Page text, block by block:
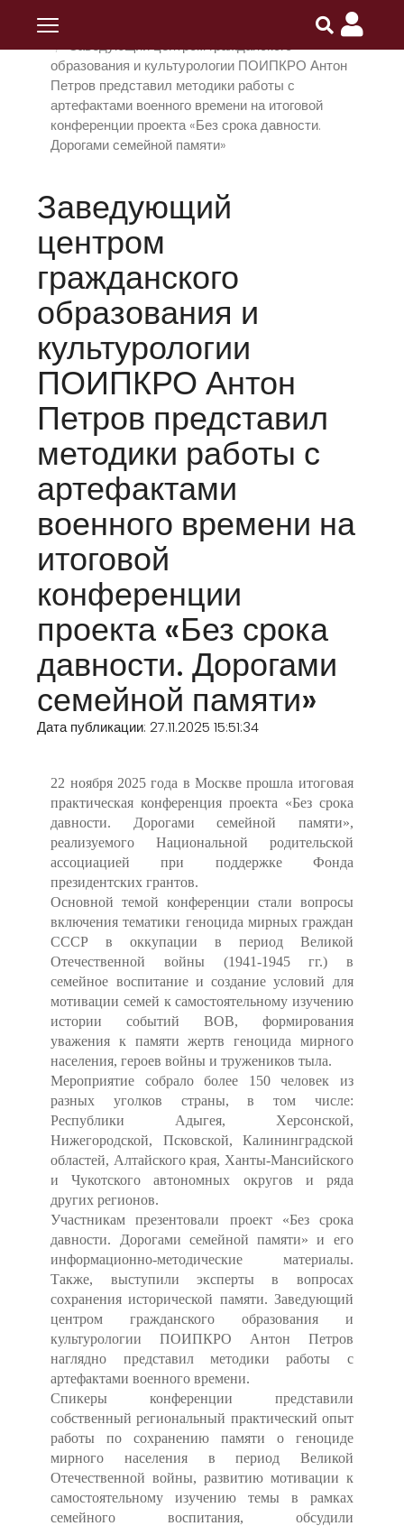
Главная
Заведующий центром гражданского
образования и культурологии ПОИПКРО Антон
Петров представил методики работы с
артефактами военного времени на итоговой
конференции проекта «Без срока давности.
Дорогами семейной памяти»
Заведующий
центром
гражданского
образования и
культурологии
ПОИПКРО Антон
Петров представил
методики работы с
артефактами
военного времени на
итоговой
конференции
проекта «Без срока
давности. Дорогами
семейной памяти»
Дата публикации: 27.11.2025 15:51:34
22 ноября 2025 года в Москве прошла итоговая
практическая конференция проекта «Без срока
давности. Дорогами семейной памяти»,
реализуемого Национальной родительской
ассоциацией при поддержке Фонда
президентских грантов.
Основной темой конференции стали вопросы
включения тематики геноцида мирных граждан
СССР в оккупации в период Великой
Отечественной войны (1941-1945 гг.) в
семейное воспитание и создание условий для
мотивации семей к самостоятельному изучению
истории событий ВОВ, формирования
уважения к памяти жертв геноцида мирного
населения, героев войны и тружеников тыла.
Мероприятие собрало более 150 человек из
разных уголков страны, в том числе:
Республики Адыгея, Херсонской,
Нижегородской, Псковской, Калининградской
областей, Алтайского края, Ханты-Мансийского
и Чукотского автономных округов и ряда
других регионов.
Участникам презентовали проект «Без срока
давности. Дорогами семейной памяти» и его
информационно-методические материалы.
Также, выступили эксперты в вопросах
сохранения исторической памяти. Заведующий
центром гражданского образования и
культурологии ПОИПКРО Антон Петров
наглядно представил методики работы с
артефактами военного времени.
Спикеры конференции представили
собственный региональный практический опыт
работы по сохранению памяти о геноциде
мирного населения в период Великой
Отечественной войны, развитию мотивации к
самостоятельному изучению темы в рамках
семейного воспитания, обсудили